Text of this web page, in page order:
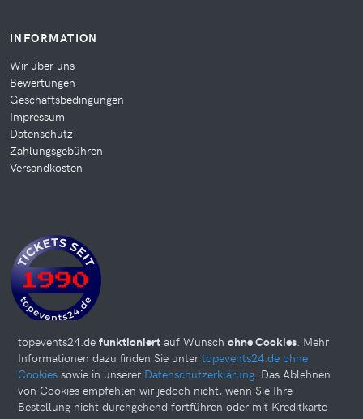
INFORMATION
Wir über uns
Bewertungen
Geschäftsbedingungen
Impressum
Datenschutz
Zahlungsgebühren
Versandkosten
topevents24.de funktioniert auf Wunsch ohne Cookies. Mehr
Informationen dazu finden Sie unter topevents24.de ohne
Cookies sowie in unserer Datenschutzerklärung. Das Ablehnen
von Cookies empfehlen wir jedoch nicht, wenn Sie Ihre
Bestellung nicht durchgehend fortführen oder mit Kreditkarte